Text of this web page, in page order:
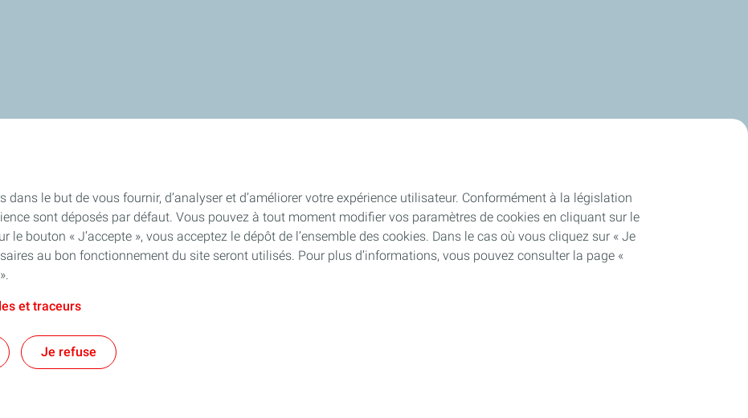
le but de vous fournir, d’analyser et d’améliorer votre expérience utilisateur. Conformément à la législation
sont déposés par défaut. Vous pouvez à tout moment modifier vos paramètres de cookies en cliquant sur le
le bouton « J’accepte », vous acceptez le dépôt de l’ensemble des cookies. Dans le cas où vous cliquez sur « Je
au bon fonctionnement du site seront utilisés. Pour plus d’informations, vous pouvez consulter la page «
et traceurs
Je refuse